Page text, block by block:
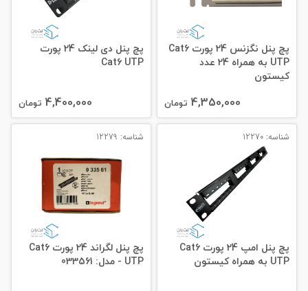
پچ پنل نگزنس 24 پورت Cat6
UTP به همراه 24 عدد
کیستون
4,350,000 تومان
پچ پنل دی لینک 24 پورت
Cat6 UTP
4,400,000 تومان
شناسه: 12270
پچ پنل امپ 24 پورت Cat6
UTP به همراه کیستون
شناسه: 12279
پچ پنل لگراند 24 پورت Cat6
UTP - مدل: 033561